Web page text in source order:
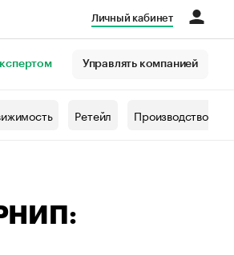
Личный кабинет
Управлять компанией
Ретейл Производство